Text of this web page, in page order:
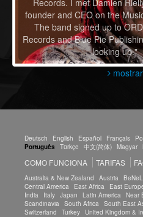
founder and CEO on the
The band signed up to
Records and Blue Pie
looking up."
Deutsch English Español Français
Português
Türkçe 中文(简体) Magyar
COMO FUNCIONA TARIFAS
Australia & New Zealand Austria
Central America
East Africa East
India
Italy Japan Latin America Near
Scandinavia
South Africa South East
Switzerland
Turkey United Kingdom &